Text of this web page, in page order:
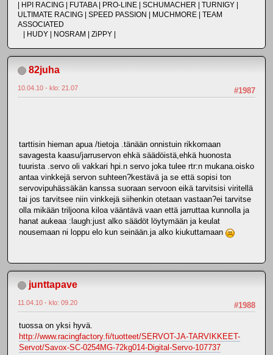
| HPI RACING | FUTABA | PRO-LINE | SCHUMACHER | TURNIGY |
ULTIMATE RACING | SPEED PASSION | MUCHMORE | TEAM
ASSOCIATED
| HUDY | NOSRAM | ZiPPY |
82juha
#1987
10.04.10 - klo: 21.07
tarttisin hieman apua /tietoja .tänään onnistuin rikkomaan
savagesta kaasu/jarruservon ehkä säädöistä,ehkä huonosta
tuurista .servo oli vakkari hpi.n servo joka tulee rtr:n mukana.oisko
antaa vinkkejä servon suhteen?kestävä ja se että sopisi ton
servovipuhässäkän kanssa suoraan servoon eikä tarvitsisi viritellä
tai jos tarvitsee niin vinkkejä siihenkin otetaan vastaan?ei tarvitse
olla mikään triljoona kiloa vääntävä vaan että jarruttaa kunnolla ja
hanat aukeaa :laugh:just alko säädöt löytymään ja keulat
nousemaan ni loppu elo kun seinään.ja alko kiukuttamaan
junttapave
#1988
11.04.10 - klo: 09.20
tuossa on yksi hyvä.
http://www.racingfactory.fi/tuotteet/SERVOT-JA-TARVIKKEET-
Servot/Savox-SC-0254MG-72kg014-Digital-Servo-107737